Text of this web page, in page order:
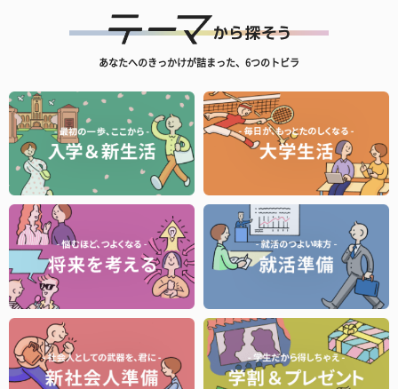
あなたへのきっかけが詰まった、6つのトビラ